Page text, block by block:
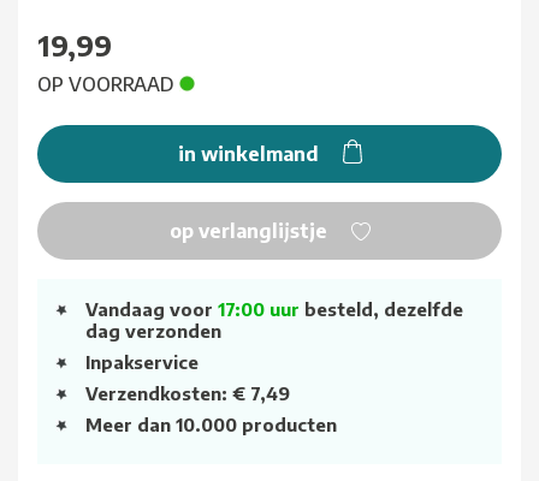
19,99
OP VOORRAAD
in winkelmand
op verlanglijstje
Vandaag voor 17:00 uur besteld, dezelfde
dag verzonden
Inpakservice
Verzendkosten: € 7,49
Meer dan 10.000 producten